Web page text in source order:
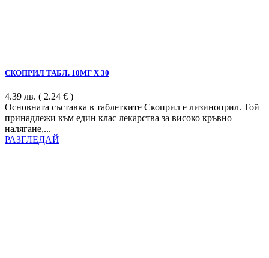
СКОПРИЛ ТАБЛ. 10МГ Х 30
4.39 лв. ( 2.24 € )
Основната съставка в таблетките Скоприл е лизиноприл. Той
принадлежи към един клас лекарства за високо кръвно
налягане,...
РАЗГЛЕДАЙ